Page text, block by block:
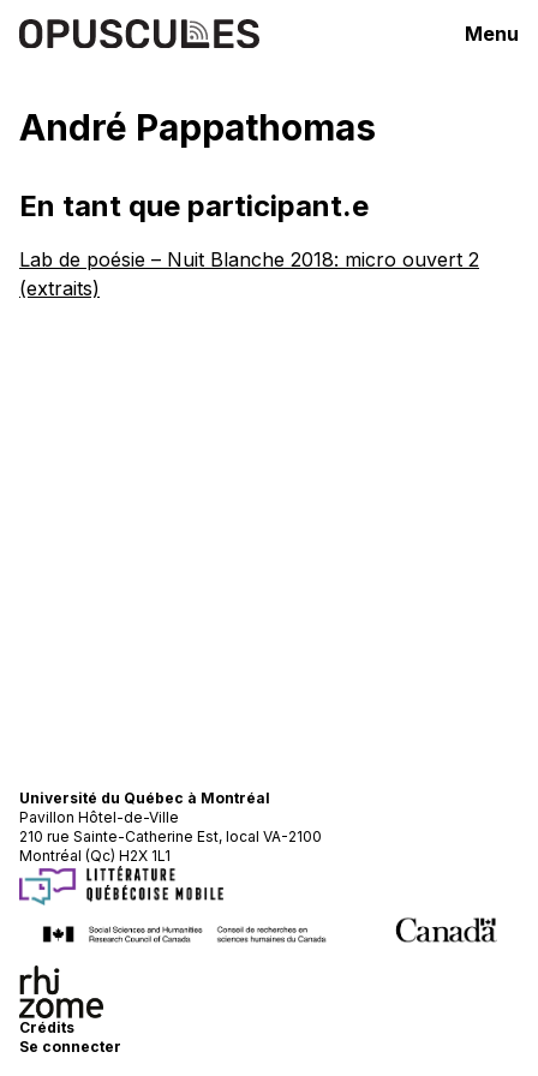
Menu
André Pappathomas
En tant que participant.e
Lab de poésie – Nuit Blanche 2018: micro ouvert 2
(extraits)
Université du Québec à Montréal
Pavillon Hôtel-de-Ville
210 rue Sainte-Catherine Est, local VA-2100
Montréal (Qc) H2X 1L1
Crédits
Se connecter